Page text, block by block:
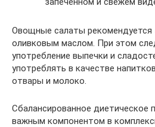
Овощные салаты рекомендуется
оливковым маслом. При этом
употребление выпечки и
употреблять в качестве
отвары и молоко.
Сбалансированное диетическое
важным компонентом в